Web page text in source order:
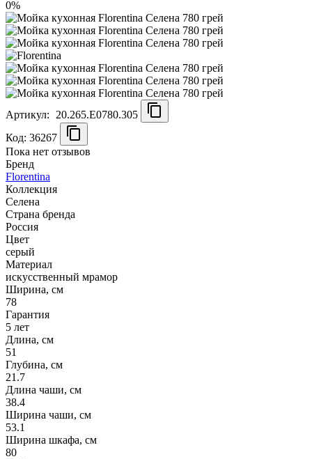
0%
Артикул:
20.265.E0780.305
Код: 36267
Пока нет отзывов
Бренд
Florentina
Коллекция
Селена
Страна бренда
Россия
Цвет
серый
Материал
искусственный мрамор
Ширина, см
78
Гарантия
5 лет
Длина, см
51
Глубина, см
21.7
Длина чаши, см
38.4
Ширина чаши, см
53.1
Ширина шкафа, см
80